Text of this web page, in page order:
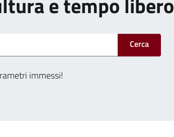
Cerca
immessi!